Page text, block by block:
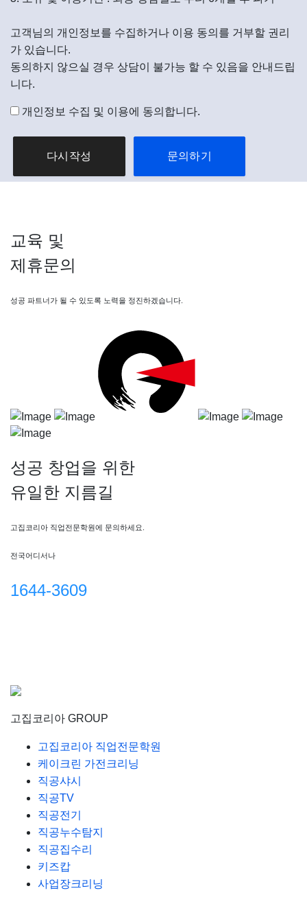
고객님의 개인정보를 수집하거나 이용 동의를 거부할 권리
가 있습니다.
동의하지 않으실 경우 상담이 불가능 할 수 있음을 안내드립
니다.
개인정보 수집 및 이용에 동의합니다.
다시작성
교육 및
제휴문의
성공 파트너가 될 수 있도록 노력을 정진하겠습니다.
성공 창업을 위한
유일한 지름길
고집코리아 직업전문학원에 문의하세요.
전국어디서나
1644-3609
고집코리아 GROUP
고집코리아 직업전문학원
케이크린 가전크리닝
직공샤시
직공TV
직공전기
직공누수탐지
직공집수리
키즈캅
사업장크리닝